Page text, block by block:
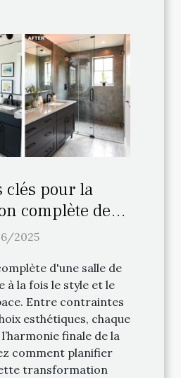
clés pour la
complète de
de bain
2025
d'une salle de
à la fois le style et le
Entre contraintes
esthétiques, chaque
finale de la
comment planifier
transformation